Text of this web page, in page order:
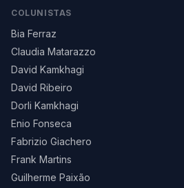
COLUNISTAS
Bia Ferraz
Claudia Matarazzo
David Kamkhagi
David Ribeiro
Dorli Kamkhagi
Enio Fonseca
Fabrizio Giachero
Frank Martins
Guilherme Paixão